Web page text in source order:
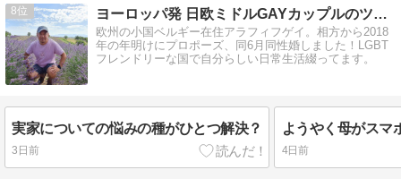
8 ヨーロッパ発 日欧ミドルGAYカップルのツレ連れ日記
欧州の小国ベルギー在住アラフィフゲイ。相方から2018
年の年明けにプロポーズ、同6月同性婚しました！LGBT
フレンドリーな国で自分らしい日常生活綴ってます。
実家についての悩みの種がひとつ解決？
3日前 4日前